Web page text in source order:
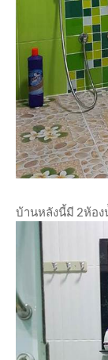
บ้านหลังนี้มี 2ห้อง